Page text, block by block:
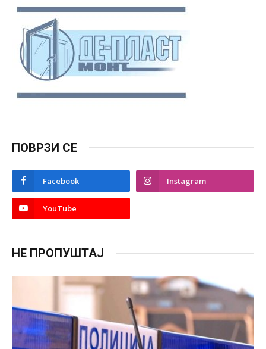
ПОВРЗИ СЕ
Facebook Instagram
YouTube
НЕ ПРОПУШТАЈ